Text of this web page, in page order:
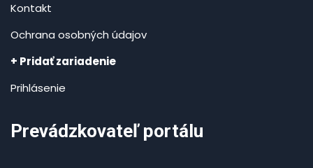
Kontakt
Ochrana osobných údajov
+ Pridať zariadenie
Prihlásenie
Prevádzkovateľ portálu